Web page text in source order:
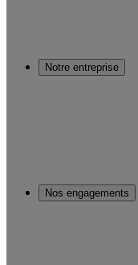
Notre entreprise
Nos engagements